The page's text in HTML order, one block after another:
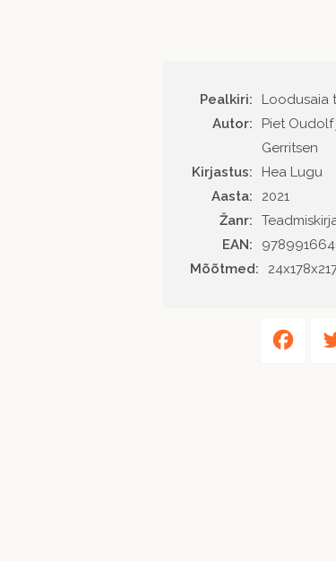
Pealkiri:
Loodusaia
Autor
Piet Oudolf
Gerritsen
Kirjastus
Hea Lugu
Aasta
2021
Žanr
EAN
Mõõtmed: